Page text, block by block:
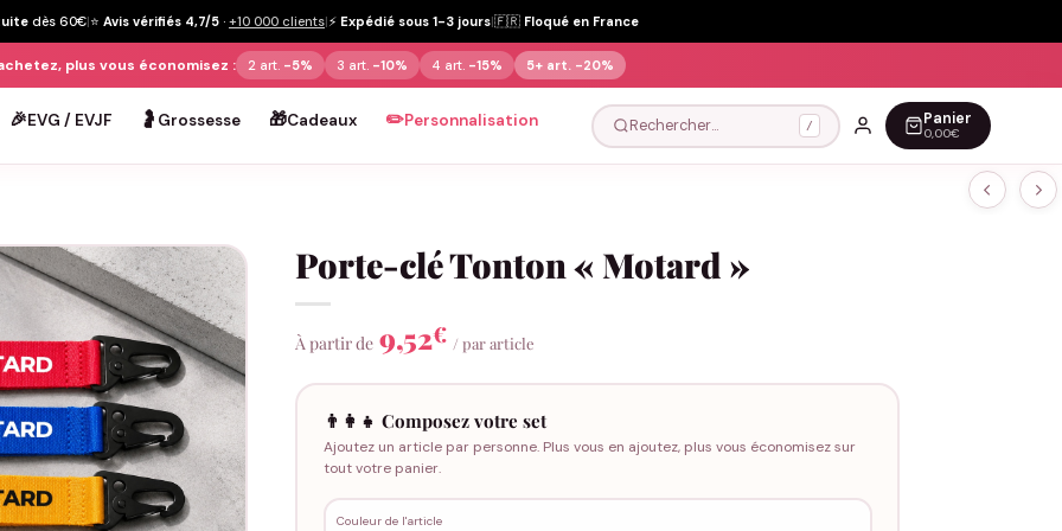
dès 60€|⭐ Avis vérifiés 4,7/5 · +10 000 clients|⚡ Expédié sous 1-3 jours|🇫🇷 Floqué en France
plus vous économisez : 2 art. -5% 3 art. -10% 4 art. -15% 5+ art. -20%
🎉EVG / EVJF 🤰 Grossesse 🎁Cadeaux ✏️Personnalisation Rechercher… / Panier
0,00€
Porte-clé Tonton « Motard »
À partir de 9,52€ / par article
👨‍👩‍👧 Composez votre set
Ajoutez un article par personne. Plus vous en ajoutez, plus vous économisez sur
tout votre panier.
Couleur de l'article